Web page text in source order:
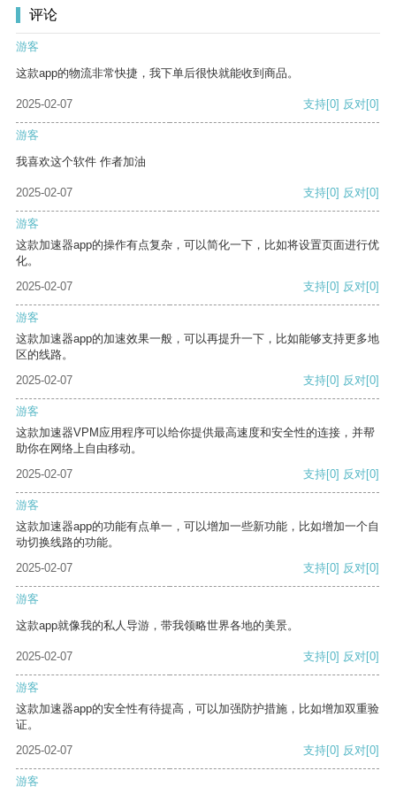
评论
游客
这款app的物流非常快捷，我下单后很快就能收到商品。
2025-02-07 支持[0] 反对[0]
游客
我喜欢这个软件 作者加油
2025-02-07 支持[0] 反对[0]
游客
这款加速器app的操作有点复杂，可以简化一下，比如将设置页面进行优
化。
2025-02-07
支持[0] 反对[0]
游客
这款加速器app的加速效果一般，可以再提升一下，比如能够支持更多地
区的线路。
2025-02-07
支持[0] 反对[0]
游客
这款加速器VPM应用程序可以给你提供最高速度和安全性的连接，并帮
助你在网络上自由移动。
2025-02-07
支持[0] 反对[0]
游客
这款加速器app的功能有点单一，可以增加一些新功能，比如增加一个自
动切换线路的功能。
2025-02-07
支持[0] 反对[0]
游客
这款app就像我的私人导游，带我领略世界各地的美景。
2025-02-07 支持[0] 反对[0]
游客
这款加速器app的安全性有待提高，可以加强防护措施，比如增加双重验
证。
2025-02-07
支持[0] 反对[0]
游客